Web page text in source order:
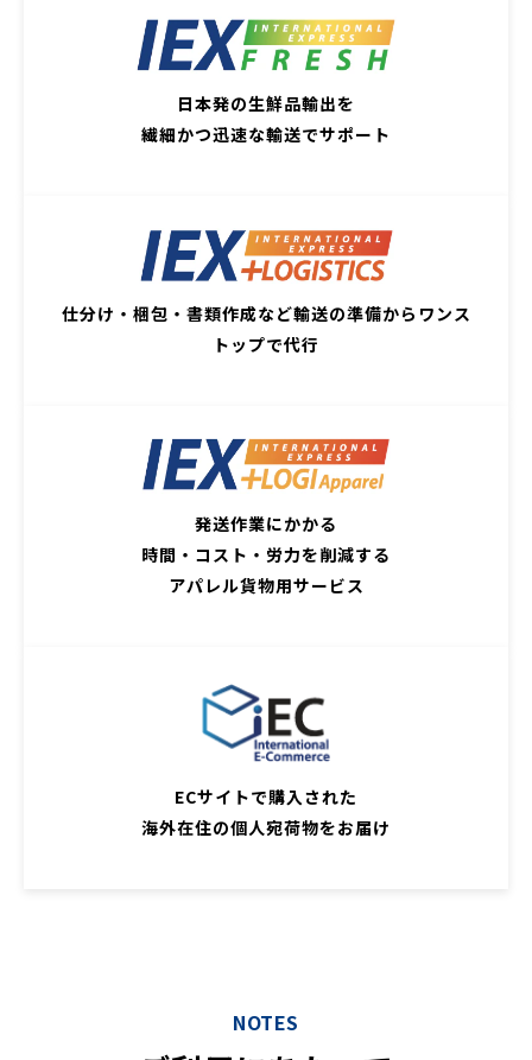
日本発の生鮮品輸出を
繊細かつ迅速な輸送でサポート
仕分け・梱包・書類作成など輸送の準備からワンス
トップで代行
発送作業にかかる
時間・コスト・労力を削減する
アパレル貨物用サービス
ECサイトで購入された
海外在住の個人宛荷物をお届け
NOTES